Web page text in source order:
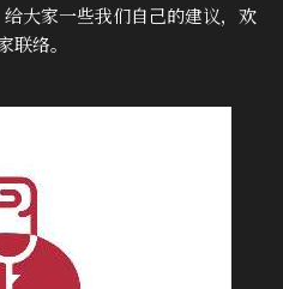
here
供技术支持
大家一些我们自己的建议，欢
联络。